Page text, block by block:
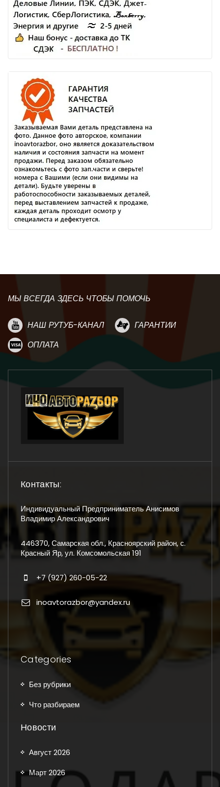
МЫ ВСЕГДА ЗДЕСЬ ЧТОБЫ ПОМОЧЬ
НАШ РУТУБ-КАНАЛ
ГАРАНТИИ
ОПЛАТА
Контакты:
Индивидуальный Предприниматель Анисимов
Владимир Александрович
446370, Самарская обл., Красноярский район, с.
Красный Яр, ул. Комсомольская 191
+7 (927) 260-05-22
inoavtorazbor@yandex.ru
Categories
Без рубрики
Что разбираем
Новости
Август 2026
Март 2026